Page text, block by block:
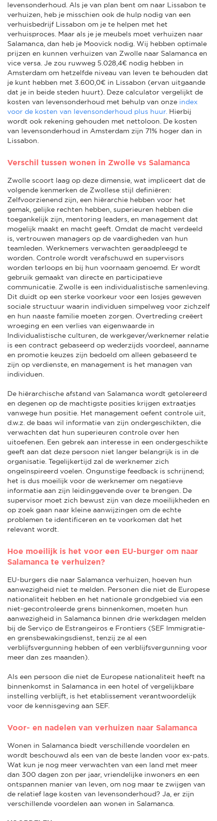
levensonderhoud. Als je van plan bent om naar Lissabon te
verhuizen, heb je misschien ook de hulp nodig van een
verhuisbedrijf Lissabon om je te helpen met het
verhuisproces. Maar als je je meubels moet verhuizen naar
Salamanca, dan heb je Moovick nodig. Wij hebben optimale
prijzen en kunnen verhuizen van Zwolle naar Salamanca en
vice versa. Je zou ruwweg 5.028,4€ nodig hebben in
Amsterdam om hetzelfde niveau van leven te behouden dat
je kunt hebben met 3.600,0€ in Lissabon (ervan uitgaande
dat je in beide steden huurt). Deze calculator vergelijkt de
kosten van levensonderhoud met behulp van onze index
voor de kosten van levensonderhoud plus huur. Hierbij
wordt ook rekening gehouden met nettoloon. De kosten
van levensonderhoud in Amsterdam zijn 71% hoger dan in
Lissabon.
Verschil tussen wonen in Zwolle vs Salamanca
Zwolle scoort laag op deze dimensie, wat impliceert dat de
volgende kenmerken de Zwollese stijl definiëren:
Zelfvoorzienend zijn, een hiërarchie hebben voor het
gemak, gelijke rechten hebben, superieuren hebben die
toegankelijk zijn, mentoring leaders, en management dat
mogelijk maakt en macht geeft. Omdat de macht verdeeld
is, vertrouwen managers op de vaardigheden van hun
teamleden. Werknemers verwachten geraadpleegd te
worden. Controle wordt verafschuwd en supervisors
worden terloops en bij hun voornaam genoemd. Er wordt
gebruik gemaakt van directe en participatieve
communicatie. Zwolle is een individualistische samenleving.
Dit duidt op een sterke voorkeur voor een losjes geweven
sociale structuur waarin individuen simpelweg voor zichzelf
en hun naaste familie moeten zorgen. Overtreding creëert
wroeging en een verlies van eigenwaarde in
Individualistische culturen, de werkgever/werknemer relatie
is een contract gebaseerd op wederzijds voordeel, aanname
en promotie keuzes zijn bedoeld om alleen gebaseerd te
zijn op verdienste, en management is het managen van
individuen.
De hiërarchische afstand van Salamanca wordt getolereerd
en degenen op de machtigste posities krijgen extraatjes
vanwege hun positie. Het management oefent controle uit,
d.w.z. de baas wil informatie van zijn ondergeschikten, die
verwachten dat hun superieuren controle over hen
uitoefenen. Een gebrek aan interesse in een ondergeschikte
geeft aan dat deze persoon niet langer belangrijk is in de
organisatie. Tegelijkertijd zal de werknemer zich
ongeïnspireerd voelen. Ongunstige feedback is schrijnend;
het is dus moeilijk voor de werknemer om negatieve
informatie aan zijn leidinggevende over te brengen. De
supervisor moet zich bewust zijn van deze moeilijkheden en
op zoek gaan naar kleine aanwijzingen om de echte
problemen te identificeren en te voorkomen dat het
relevant wordt.
Hoe moeilijk is het voor een EU-burger om naar
Salamanca te verhuizen?
EU-burgers die naar Salamanca verhuizen, hoeven hun
aanwezigheid niet te melden. Personen die niet de Europese
nationaliteit hebben en het nationale grondgebied via een
niet-gecontroleerde grens binnenkomen, moeten hun
aanwezigheid in Salamanca binnen drie werkdagen melden
bij de Serviço de Estrangeiros e Frontiers (SEF Immigratie-
en grensbewakingsdienst, tenzij ze al een
verblijfsvergunning hebben of een verblijfsvergunning voor
meer dan zes maanden).
Als een persoon die niet de Europese nationaliteit heeft na
binnenkomst in Salamanca in een hotel of vergelijkbare
instelling verblijft, is het etablissement verantwoordelijk
voor de kennisgeving aan SEF.
Voor- en nadelen van verhuizen naar Salamanca
Wonen in Salamanca biedt verschillende voordelen en
wordt beschouwd als een van de beste landen voor ex-pats.
Wat kun je nog meer verwachten van een land met meer
dan 300 dagen zon per jaar, vriendelijke inwoners en een
ontspannen manier van leven, om nog maar te zwijgen van
de relatief lage kosten van levensonderhoud? Ja, er zijn
verschillende voordelen aan wonen in Salamanca.